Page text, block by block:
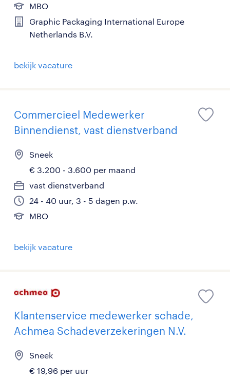
MBO
Graphic Packaging International Europe
Netherlands B.V.
bekijk vacature
Commercieel Medewerker
Binnendienst, vast dienstverband
Sneek
€ 3.200 - 3.600 per maand
vast dienstverband
24 - 40 uur, 3 - 5 dagen p.w.
MBO
bekijk vacature
Klantenservice medewerker schade,
Achmea Schadeverzekeringen N.V.
Sneek
€ 19,96 per uur